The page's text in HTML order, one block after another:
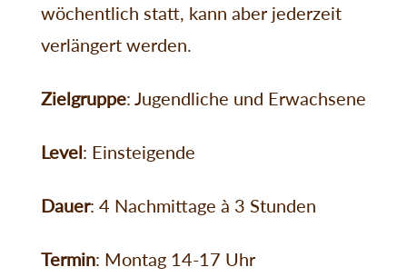
wöchentlich statt, kann aber jederzeit
verlängert werden.
Zielgruppe: Jugendliche und Erwachsene
Level: Einsteigende
Dauer: 4 Nachmittage à 3 Stunden
Termin: Montag 14-17 Uhr